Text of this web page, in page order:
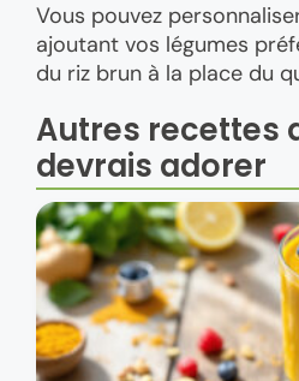
Vous pouvez
ajoutant vos légumes
du riz brun à la place du
Autres recettes
devrais adorer